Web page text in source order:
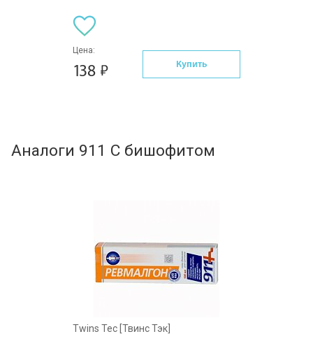
Цена:
138 Купить
Аналоги 911 С бишофитом
Twins Tec [Твинс Тэк]